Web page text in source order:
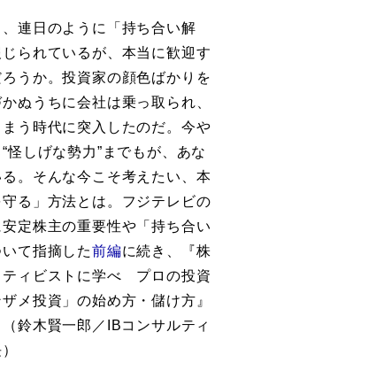
連日のように「持ち合い解
られているが、本当に歓迎す
うか。投資家の顔色ばかりを
ぬうちに会社は乗っ取られ、
う時代に突入したのだ。今や
怪しげな勢力”までもが、あな
。そんな今こそ考えたい、本
る」方法とは。フジテレビの
定株主の重要性や「持ち合い
て指摘した前編に続き、『株
ティビストに学べ プロの投資
メ投資」の始め方・儲け方』
鈴木賢一郎／IBコンサルティ